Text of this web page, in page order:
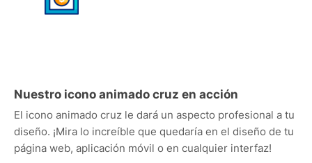
Nuestro icono animado cruz en acción
El icono animado cruz le dará un aspecto profesional a tu
diseño. ¡Mira lo increíble que quedaría en el diseño de tu
página web, aplicación móvil o en cualquier interfaz!